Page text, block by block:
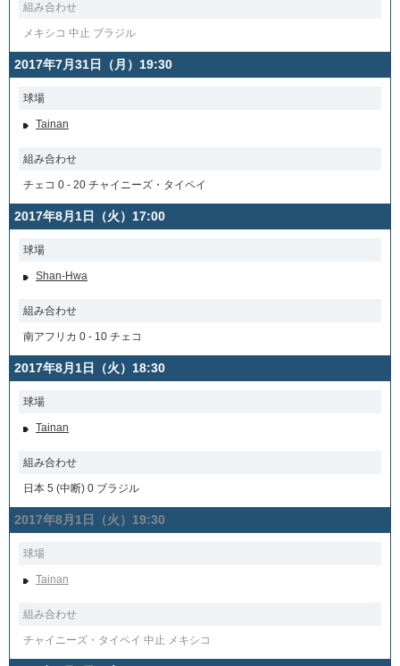
組み合わせ
メキシコ 中止 ブラジル
2017年7月31日（月）19:30
球場
Tainan
組み合わせ
チェコ 0 - 20 チャイニーズ・タイペイ
2017年8月1日（火）17:00
球場
Shan-Hwa
組み合わせ
南アフリカ 0 - 10 チェコ
2017年8月1日（火）18:30
球場
Tainan
組み合わせ
日本 5 (中断) 0 ブラジル
2017年8月1日（火）19:30
球場
Tainan
組み合わせ
チャイニーズ・タイペイ 中止 メキシコ